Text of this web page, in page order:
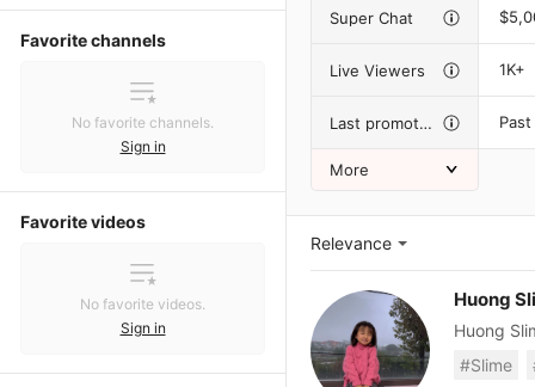
Favorite channels
No favorite channels.
Sign in
Favorite videos
No favorite videos.
Sign in
Super Chat
Live Viewers 1K+
Last promotion
More
Relevance
Huong
Huong
Thanks
#Slime